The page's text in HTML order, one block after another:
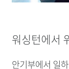
워싱턴에서
안기부에서 일